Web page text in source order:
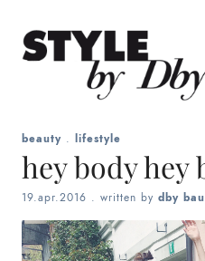
beauty . lifestyle
hey body hey
19.apr.2016 . written by dby